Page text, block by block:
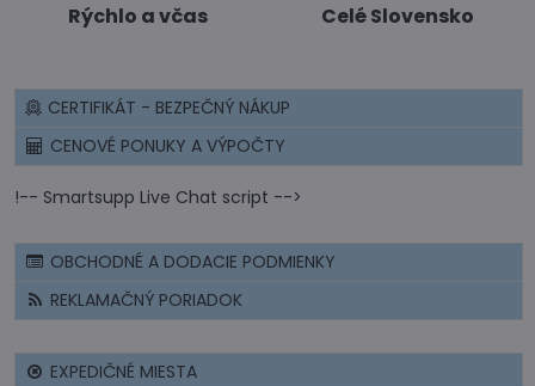
Rýchlo a včas Celé Slovensko
CERTIFIKÁT - BEZPEČNÝ NÁKUP
CENOVÉ PONUKY A VÝPOČTY
!-- Smartsupp Live Chat script -->
OBCHODNÉ A DODACIE PODMIENKY
REKLAMAČNÝ PORIADOK
EXPEDIČNÉ MIESTA